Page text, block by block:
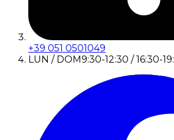
+39 051 0501049
LUN / DOM9:30-12:30 / 16:30-